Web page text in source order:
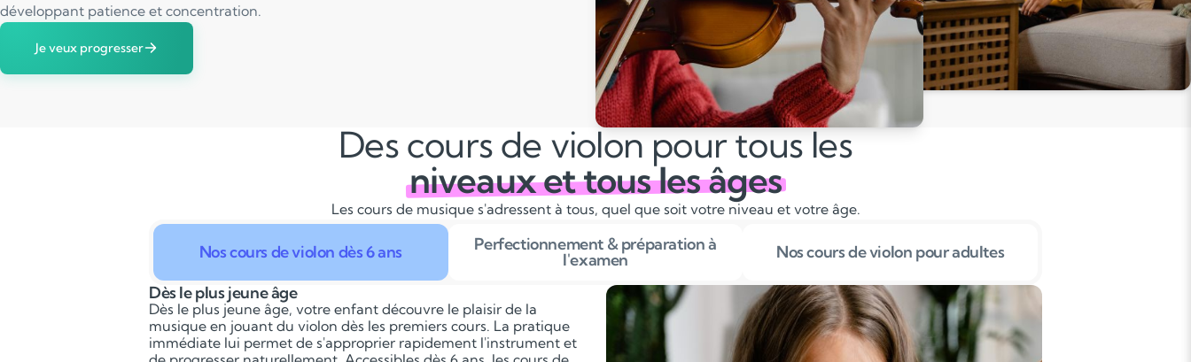
développant patience et concentration.
Je veux progresser
Des cours de violon pour tous les
niveaux et tous les âges
Les cours de musique s'adressent à tous, quel que soit votre niveau et votre âge.
Nos cours de violon dès 6 ans Perfectionnement & préparation à
l'examen
Nos cours de violon pour adultes
Dès le plus jeune âge
Dès le plus jeune âge, votre enfant découvre le plaisir de la
musique en jouant du violon dès les premiers cours. La pratique
immédiate lui permet de s'approprier rapidement l'instrument et